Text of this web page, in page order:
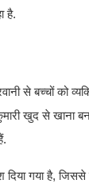
है.
से बच्चों को
खुद से खाना
दिया गया है,